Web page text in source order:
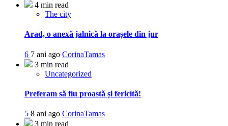
4 min read
The city
Arad, o anexă jalnică la orașele din jur
6 7 ani ago CorinaTamas
3 min read
Uncategorized
Preferam să fiu proastă și fericită!
5 8 ani ago CorinaTamas
3 min read